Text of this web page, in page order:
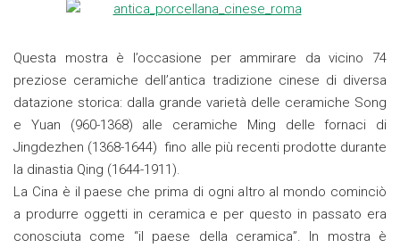
Questa mostra è l’occasione per ammirare da vicino 74
preziose ceramiche dell’antica tradizione cinese di diversa
datazione storica: dalla grande varietà delle ceramiche Song
e Yuan (960-1368) alle ceramiche Ming delle fornaci di
Jingdezhen (1368-1644) fino alle più recenti prodotte durante
la dinastia Qing (1644-1911).
La Cina è il paese che prima di ogni altro al mondo cominciò
a produrre oggetti in ceramica e per questo in passato era
conosciuta come “il paese della ceramica”. In mostra è